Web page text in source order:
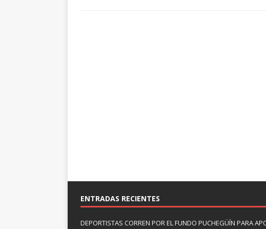
ENTRADAS RECIENTES
DEPORTISTAS CORREN POR EL FUNDO PUCHEGÜÍN PARA